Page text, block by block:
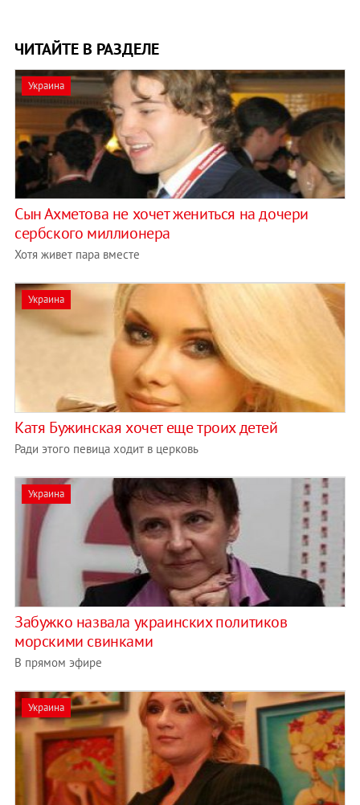
ЧИТАЙТЕ В РАЗДЕЛЕ
Украина
Сын Ахметова не хочет жениться на дочери
сербского миллионера
Хотя живет пара вместе
Украина
Катя Бужинская хочет еще троих детей
Ради этого певица ходит в церковь
Украина
Забужко назвала украинских политиков
морскими свинками
В прямом эфире
Украина